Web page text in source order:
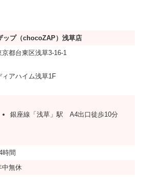
ップ（chocoZAP）浅草店
京都台東区浅草3-16-1
ィアハイム浅草1F
銀座線「浅草」駅 A4出口徒歩10分
時間
中無休